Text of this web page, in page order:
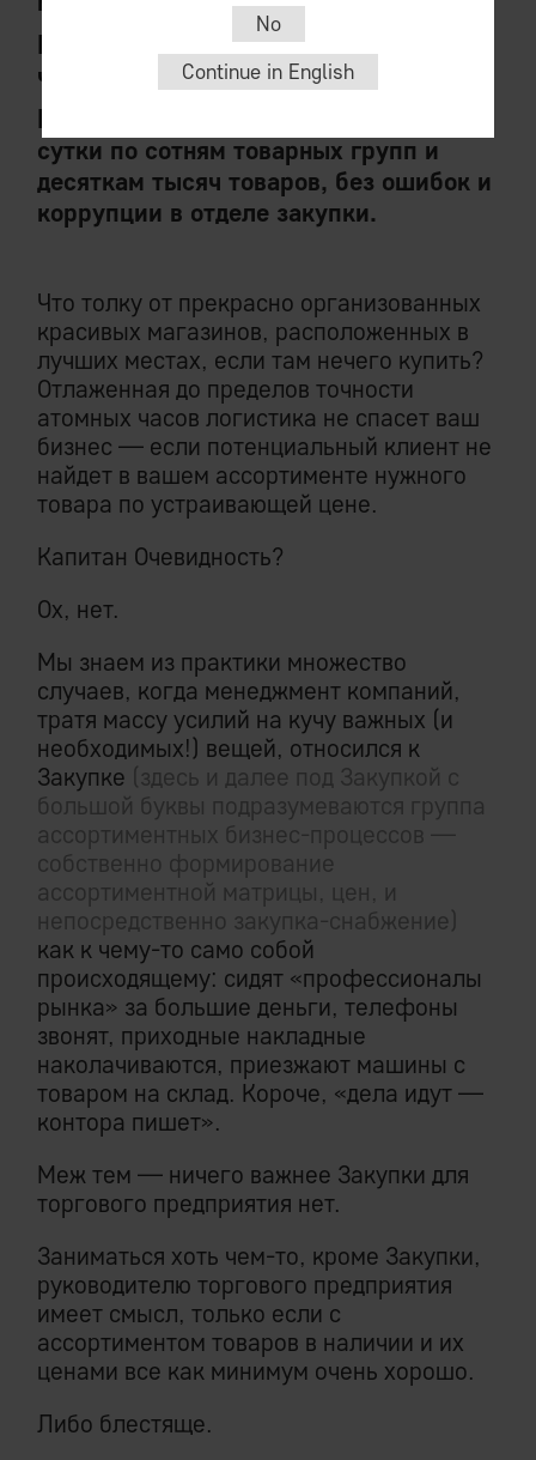
Все то, что продастся и ничего из того,
что зависнет.
Полный перерасчет несколько раз в
сутки по сотням товарных групп и
десяткам тысяч товаров, без ошибок и
коррупции в отделе закупки.
Что толку от прекрасно организованных
красивых магазинов, расположенных в
лучших местах, если там нечего купить?
Отлаженная до пределов точности
атомных часов логистика не спасет ваш
бизнес — если потенциальный клиент не
найдет в вашем ассортименте нужного
товара по устраивающей цене.
Капитан Очевидность?
Ох, нет.
Мы знаем из практики множество
случаев, когда менеджмент компаний,
тратя массу усилий на кучу важных (и
необходимых!) вещей, относился к
Закупке (здесь и далее под Закупкой с
большой буквы подразумеваются группа
ассортиментных бизнес-процессов —
собственно формирование
ассортиментной матрицы, цен, и
непосредственно закупка-снабжение)
как к чему-то само собой
происходящему: сидят «профессионалы
рынка» за большие деньги, телефоны
звонят, приходные накладные
наколачиваются, приезжают машины с
товаром на склад. Короче, «дела идут —
контора пишет».
Меж тем — ничего важнее Закупки для
торгового предприятия нет.
Заниматься хоть чем-то, кроме Закупки,
руководителю торгового предприятия
имеет смысл, только если с
ассортиментом товаров в наличии и их
ценами все как минимум очень хорошо.
Либо блестяще.
No
Continue in English